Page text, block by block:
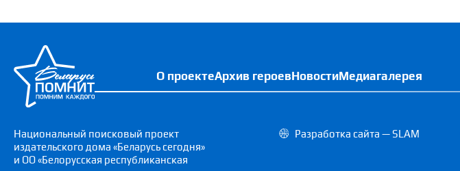
О проектеАрхив героевНовостиМедиагалерея
Национальный поисковый проект
издательского дома «Беларусь сегодня»
и ОО «Белорусская республиканская
Разработка сайта — SLAM